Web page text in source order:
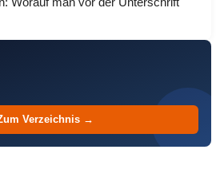
Verzeichnis →